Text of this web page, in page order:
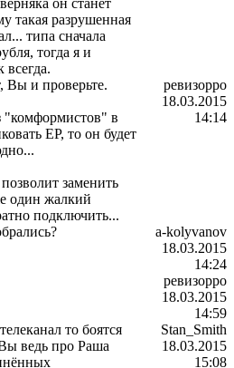
такая разрушенная
типа сначала
тогда я и
всегда.
Вы и проверьте.
"комформистов" в
ЕР, то он будет
заменить
один жалкий
подключить...
ревизорро
18.03.2015
14:14
a-kolyvanov
18.03.2015
14:24
ревизорро
18.03.2015
14:59
то боятся
ведь про Раша
Stan_Smith
18.03.2015
15:08